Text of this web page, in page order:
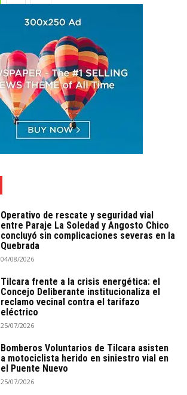
Operativo de rescate y seguridad vial
entre Paraje La Soledad y Angosto Chico
concluyó sin complicaciones severas en la
Quebrada
04/08/2026
Tilcara frente a la crisis energética: el
Concejo Deliberante institucionaliza el
reclamo vecinal contra el tarifazo
eléctrico
25/07/2026
Bomberos Voluntarios de Tilcara asisten
a motociclista herido en siniestro vial en
el Puente Nuevo
25/07/2026